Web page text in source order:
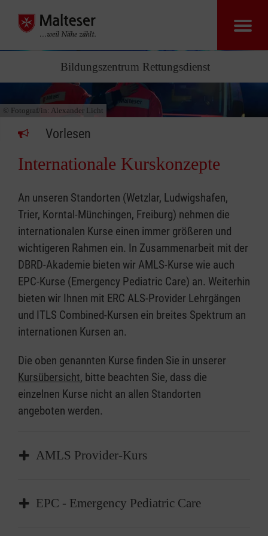
Bildungszentrum Rettungsdienst
© Fotograf/in: Alexander Licht
Vorlesen
Internationale Kurskonzepte
An unseren Standorten (Wetzlar, Ludwigshafen,
Trier, Korntal-Münchingen, Freiburg) nehmen die
internationalen Kurse einen immer größeren und
wichtigeren Rahmen ein. In Zusammenarbeit mit der
DBRD-Akademie bieten wir AMLS-Kurse wie auch
EPC-Kurse (Emergency Pediatric Care) an. Weiterhin
bieten wir Ihnen mit ERC ALS-Provider Lehrgängen
und ITLS Combined-Kursen ein breites Spektrum an
internationen Kursen an.
Die oben genannten Kurse finden Sie in unserer
Kursübersicht, bitte beachten Sie, dass die
einzelnen Kurse nicht an allen Standorten
angeboten werden.
AMLS Provider-Kurs
Der AMLS-Provider-Kurs erstreckt sich über
zwei Tage. Neben der intensiven Vermittlung
EPC - Emergency Pediatric Care